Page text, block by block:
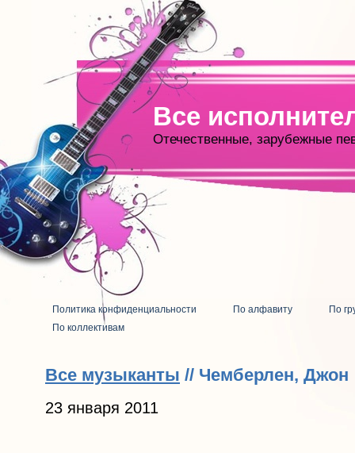
Все
Отечественные, зарубежные
Политика конфиденциальности По алфавиту
По
По коллективам
Все музыканты // Чемберлен, Джон
23 января 2011